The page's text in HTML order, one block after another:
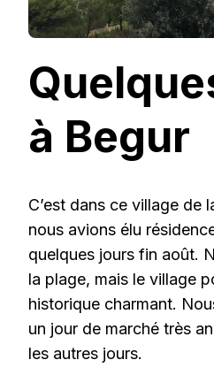
à Begur
C’est dans ce village de
nous avions élu
quelques jours fin août.
la plage, mais le village
historique charmant.
un jour de marché très
les autres jours.